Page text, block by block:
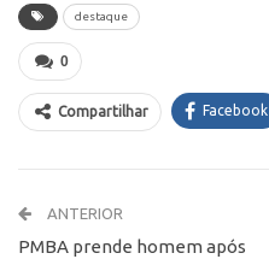
destaque
0
Compartilhar Facebook
ANTERIOR
PMBA prende homem após